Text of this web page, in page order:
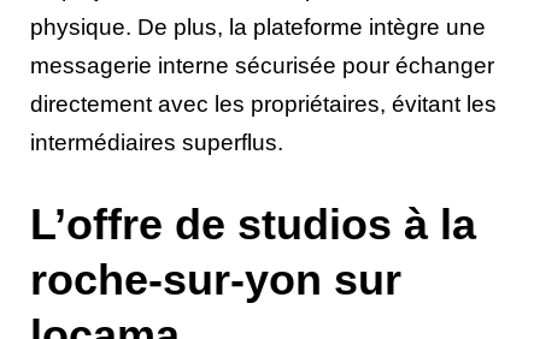
physique. De plus, la plateforme intègre une
messagerie interne sécurisée pour échanger
directement avec les propriétaires, évitant les
intermédiaires superflus.
L’offre de studios à la
roche-sur-yon sur